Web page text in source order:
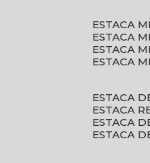
ESTACA
ESTACA
ESTACA
ESTACA
ESTACA
ESTACA
ESTACA
ESTACA